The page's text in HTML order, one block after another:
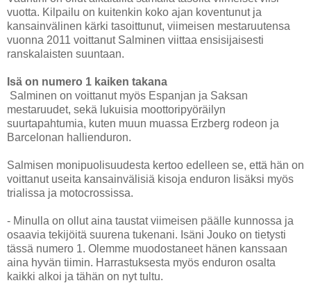
vuotta. Kilpailu on kuitenkin koko ajan koventunut ja
kansainvälinen kärki tasoittunut, viimeisen mestaruutensa
vuonna 2011 voittanut Salminen viittaa ensisijaisesti
ranskalaisten suuntaan.
Isä on numero 1 kaiken takana
Salminen on voittanut myös Espanjan ja Saksan
mestaruudet, sekä lukuisia moottoripyöräilyn
suurtapahtumia, kuten muun muassa Erzberg rodeon ja
Barcelonan hallienduron.
Salmisen monipuolisuudesta kertoo edelleen se, että hän on
voittanut useita kansainvälisiä kisoja enduron lisäksi myös
trialissa ja motocrossissa.
- Minulla on ollut aina taustat viimeisen päälle kunnossa ja
osaavia tekijöitä suurena tukenani. Isäni Jouko on tietysti
tässä numero 1. Olemme muodostaneet hänen kanssaan
aina hyvän tiimin. Harrastuksesta myös enduron osalta
kaikki alkoi ja tähän on nyt tultu.